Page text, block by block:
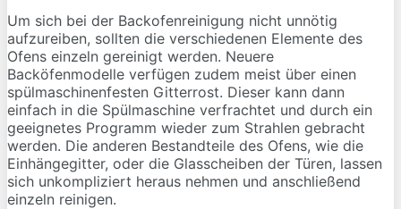
Um sich bei der Backofenreinigung nicht unnötig
aufzureiben, sollten die verschiedenen Elemente des
Ofens einzeln gereinigt werden. Neuere
Backöfenmodelle verfügen zudem meist über einen
spülmaschinenfesten Gitterrost. Dieser kann dann
einfach in die Spülmaschine verfrachtet und durch ein
geeignetes Programm wieder zum Strahlen gebracht
werden. Die anderen Bestandteile des Ofens, wie die
Einhängegitter, oder die Glasscheiben der Türen, lassen
sich unkompliziert heraus nehmen und anschließend
einzeln reinigen.